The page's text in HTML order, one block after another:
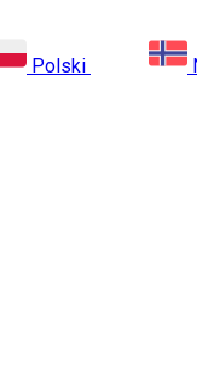
Polski